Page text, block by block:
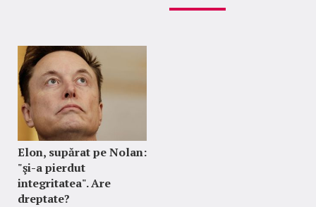
Elon, supărat pe Nolan:
"şi-a pierdut
integritatea". Are
dreptate?